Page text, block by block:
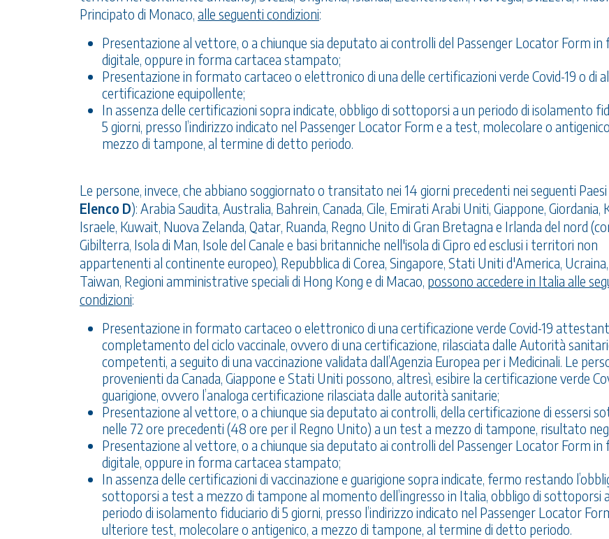
Principato di Monaco, alle seguenti condizioni:
Presentazione al vettore, o a chiunque sia deputato ai controlli del Passenger Locator Form
digitale, oppure in forma cartacea stampato;
Presentazione in formato cartaceo o elettronico di una delle certificazioni verde Covid-19 o di
certificazione equipollente;
In assenza delle certificazioni sopra indicate, obbligo di sottoporsi a un periodo di isolamento
5 giorni, presso l’indirizzo indicato nel Passenger Locator Form e a test, molecolare o
mezzo di tampone, al termine di detto periodo.
Le persone, invece, che abbiano soggiornato o transitato nei 14 giorni precedenti nei seguenti Paesi
Elenco D): Arabia Saudita, Australia, Bahrein, Canada, Cile, Emirati Arabi Uniti, Giappone, Giordania,
Israele, Kuwait, Nuova Zelanda, Qatar, Ruanda, Regno Unito di Gran Bretagna e Irlanda del nord
Gibilterra, Isola di Man, Isole del Canale e basi britanniche nell'isola di Cipro ed esclusi i territori non
appartenenti al continente europeo), Repubblica di Corea, Singapore, Stati Uniti d'America,
Taiwan, Regioni amministrative speciali di Hong Kong e di Macao, possono accedere in Italia alle
condizioni:
Presentazione in formato cartaceo o elettronico di una certificazione verde Covid-19
completamento del ciclo vaccinale, ovvero di una certificazione, rilasciata dalle Autorità
competenti, a seguito di una vaccinazione validata dall’Agenzia Europea per i Medicinali. Le
provenienti da Canada, Giappone e Stati Uniti possono, altresì, esibire la certificazione verde
guarigione, ovvero l’analoga certificazione rilasciata dalle autorità sanitarie;
Presentazione al vettore, o a chiunque sia deputato ai controlli, della certificazione di essersi
nelle 72 ore precedenti (48 ore per il Regno Unito) a un test a mezzo di tampone, risultato
Presentazione al vettore, o a chiunque sia deputato ai controlli del Passenger Locator Form
digitale, oppure in forma cartacea stampato;
In assenza delle certificazioni di vaccinazione e guarigione sopra indicate, fermo restando
sottoporsi a test a mezzo di tampone al momento dell’ingresso in Italia, obbligo di sottoporsi
periodo di isolamento fiduciario di 5 giorni, presso l’indirizzo indicato nel Passenger Locator
ulteriore test, molecolare o antigenico, a mezzo di tampone, al termine di detto periodo.